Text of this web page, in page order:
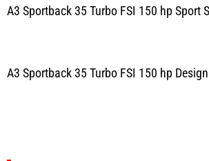
A3 Sportback 35 Turbo FSI 150 hp Sport
A3 Sportback 35 Turbo FSI 150 hp